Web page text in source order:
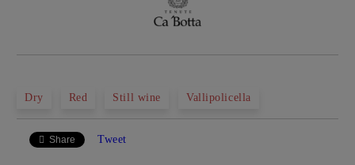
Dry Red Still wine Vallipolicella
Share Tweet